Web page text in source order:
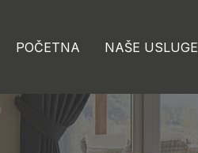
POČETNA NAŠE USLUGE